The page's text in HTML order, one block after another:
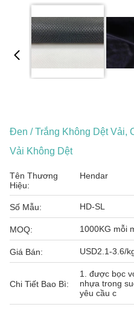
Đen / Trắng Không Dệt Vải,
Vải Không Dệt
Tên Thương
Hiệu:
Hendar
Số Mẫu: HD-SL
MOQ: 1000KG mỗi
Giá Bán: USD2.1-3.6/
Chi Tiết Bao Bì:
1. được bọc
nhựa trong
yêu cầu c